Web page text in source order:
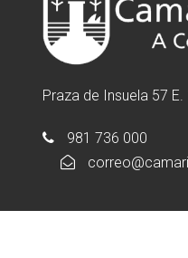
Praza de Insuela 57
981 736 000